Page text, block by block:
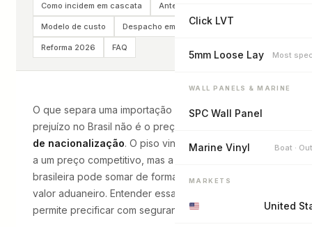
Click LVT
5mm Loose Lay Most
WALL PANELS & MARINE
SPC Wall Panel
Marine Vinyl Boat ·
MARKETS
United
Como incidem em cascata Antes do primeiro contêiner
Modelo de custo Despacho em Santos
Reforma 2026 FAQ
O que separa uma importação lucrativa de um
prejuízo no Brasil não é o preço FOB — é o
de nacionalização. O piso vinílico chega pela China
a um preço competitivo, mas a carga tributária
brasileira pode somar de forma relevante sobre o
valor aduaneiro. Entender essa cadeia é o que
permite precificar com segurança.